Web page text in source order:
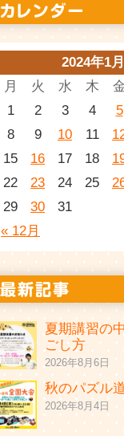
2024年1月
月
火 水 木
« 12月
1 2 3 4 5
8
9 10 11
15
16 17 18
22
23 24 25
29
30 31
夏期講習の
ごし方
2026年8月6日
秋のパズル
2026年8月4日